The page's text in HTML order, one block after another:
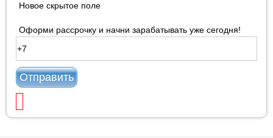
Новое скрытое поле
Оформи рассрочку и начни зарабатывать уже сегодня!
Отправить